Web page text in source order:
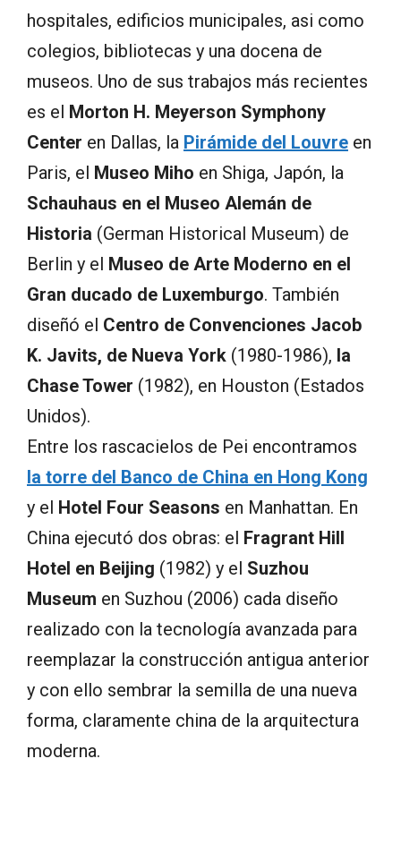
hospitales, edificios municipales, asi como
colegios, bibliotecas y una docena de
museos. Uno de sus trabajos más recientes
es el Morton H. Meyerson Symphony
Center en Dallas, la Pirámide del Louvre en
Paris, el Museo Miho en Shiga, Japón, la
Schauhaus en el Museo Alemán de
Historia (German Historical Museum) de
Berlin y el Museo de Arte Moderno en el
Gran ducado de Luxemburgo. También
diseñó el Centro de Convenciones Jacob
K. Javits, de Nueva York (1980-1986), la
Chase Tower (1982), en Houston (Estados
Unidos).
Entre los rascacielos de Pei encontramos
la torre del Banco de China en Hong Kong
y el Hotel Four Seasons en Manhattan. En
China ejecutó dos obras: el Fragrant Hill
Hotel en Beijing (1982) y el Suzhou
Museum en Suzhou (2006) cada diseño
realizado con la tecnología avanzada para
reemplazar la construcción antigua anterior
y con ello sembrar la semilla de una nueva
forma, claramente china de la arquitectura
moderna.